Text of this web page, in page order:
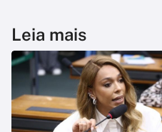
Leia mais